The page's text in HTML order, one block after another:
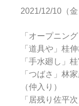
ス
ッ
プ
2021/12/10（
「オープニン
「道具や」桂
「手水廻し」
「つばさ」林
（仲入り）
「居残り佐平